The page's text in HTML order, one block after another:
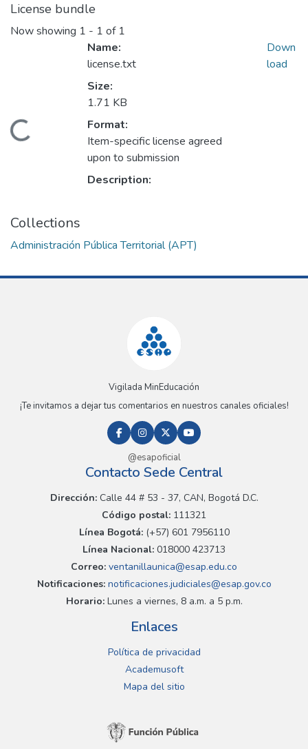
License bundle
Now showing 1 - 1 of 1
Name:
license.txt
Size:
1.71 KB
Format:
Item-specific license agreed
upon to submission
Description:
Down
load
Collections
Administración Pública Territorial (APT)
Vigilada MinEducación
¡Te invitamos a dejar tus comentarios en nuestros canales oficiales!
@esapoficial
Contacto Sede Central
Dirección:Calle 44 # 53 - 37, CAN, Bogotá D.C.
Código postal: 111321
Línea Bogotá:(+57) 601 7956110
Línea Nacional: 018000 423713
Correo: ventanillaunica@esap.edu.co
Notificaciones:notificaciones.judiciales@esap.gov.co
Horario:Lunes a viernes, 8 a.m. a 5 p.m.
Enlaces
Política de privacidad
Academusoft
Mapa del sitio